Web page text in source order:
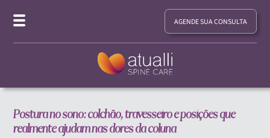
AGENDE SUA CONSULTA
Postura no sono: colchão, travesseiro e posições que
realmente ajudam nas dores da coluna